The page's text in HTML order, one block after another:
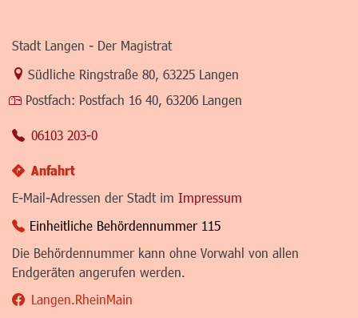
Stadt Langen - Der Magistrat
Link zur Google-Maps Navigation
Südliche Ringstraße 80 63225 Langen
Postfach: Postfach 16 40, 63206 Langen
06103 203-0
Anfahrt
E-Mail-Adressen der Stadt im Impressum
Einheitliche Behördennummer 115
Die Behördennummer kann ohne Vorwahl von allen
Endgeräten angerufen werden.
Langen.RheinMain